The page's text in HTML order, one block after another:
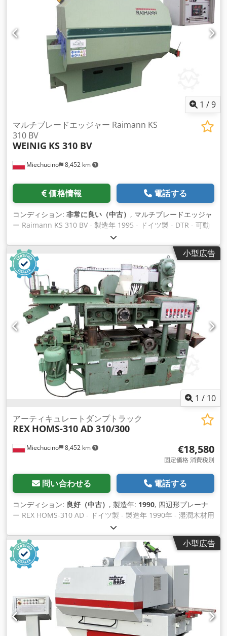
1 /9
Miechucino 8,452 km
マルチブレードエッジャー Raimann KS
310 BV
WEINIG KS 310 BV
価格情報 電話する
コンディション: 非常に良い（中古） , マルチブレードエッジャ
ー Raimann KS 310 BV - 製造年 1995 - ドイツ製 - DTR - 可動
ディスク2枚 技術仕様 - トラック幅 340 mm - 最大切断高さ
120 mm - エンジン出力 30 kW - ブレード径 250/360 mm - ト
ラック装着可能 - 電動高さ調節 - 連続調整可能な送り 11-38
m/min - 送りモーター出力 1,5 kW - 可動ディスク2枚 - 3つの
レーザー Dsdpfoir Eubex Aanock - 最大ワーク幅 1000 mm -
最小ワーク長さ 600 mm、長さ 400 mm のキャリッジ使用時 -
4つの上部加圧ローラー - スピンドル直径 65 mm - スリーブ径
80 mm - フェルールの直径 250 mm 全体寸法 230x220x230 重
量 2500 kg
小型広告
1 / 10
Miechucino 8,452 km
アーティキュレートダンプトラック
REX HOMS-310 AD 310/300
€18,580
固定価格 消費税別
問い合わせる 電話する
コンディション: 良好（中古） , 製造年: 1990, 四辺形プレーナ
ー REX HOMS-310 AD - ドイツ製 - 製造年 1990年 - 湿潤木材用
技術的特徴 - 最大鉋幅310 mm - 2面プレーニング高さ 300 mm
- 4辺の鉋掛け高さ 100 mm - スピンドルの直径 35 mm - スピ
ンドルモーター出力 2 x 11 kW - スピンドルモーター出力 2 x
7.5 kW - 送り速度はバリエーターで調整可能 - 送り速度 6-36
m/min - 上部絞り軸4本 - 下段絞り軸2本 - ワークトップに4本
の補助シャフト - ブレーキ - ワークの最小長さ 600 mm 機械の
寸法 - 長さ 290 cm - 幅 170 cm Dedpehikplefx Aansck - 高さ
210cm - 重量 ～ 3500 kg
小型広告